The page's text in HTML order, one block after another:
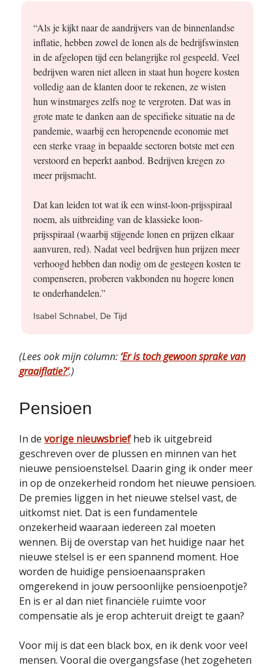
“Als je kijkt naar de aandrijvers van de binnenlandse
inflatie, hebben zowel de lonen als de bedrijfswinsten
in de afgelopen tijd een belangrijke rol gespeeld. Veel
bedrijven waren niet alleen in staat hun hogere kosten
volledig aan de klanten door te rekenen, ze wisten
hun winstmarges zelfs nog te vergroten. Dat was in
grote mate te danken aan de specifieke situatie na de
pandemie, waarbij een heropenende economie met
een sterke vraag in bepaalde sectoren botste met een
verstoord en beperkt aanbod. Bedrijven kregen zo
meer prijsmacht.
Dat kan leiden tot wat ik een winst-loon-prijsspiraal
noem, als uitbreiding van de klassieke loon-
prijsspiraal (waarbij stijgende lonen en prijzen elkaar
aanvuren, red). Nadat veel bedrijven hun prijzen meer
verhoogd hebben dan nodig om de gestegen kosten te
compenseren, proberen vakbonden nu hogere lonen
te onderhandelen.”
Isabel Schnabel, De Tijd
(Lees ook mijn column: ‘Er is toch gewoon sprake van
graaiflatie?’.)
Pensioen
In de vorige nieuwsbriefheb ik uitgebreid
geschreven over de plussen en minnen van het
nieuwe pensioenstelsel. Daarin ging ik onder meer
in op de onzekerheid rondom het nieuwe pensioen.
De premies liggen in het nieuwe stelsel vast, de
uitkomst niet. Dat is een fundamentele
onzekerheid waaraan iedereen zal moeten
wennen. Bij de overstap van het huidige naar het
nieuwe stelsel is er een spannend moment. Hoe
worden de huidige pensioenaanspraken
omgerekend in jouw persoonlijke pensioenpotje?
En is er al dan niet financiële ruimte voor
compensatie als je erop achteruit dreigt te gaan?
Voor mij is dat een black box, en ik denk voor veel
mensen. Vooral die overgangsfase (het zogeheten